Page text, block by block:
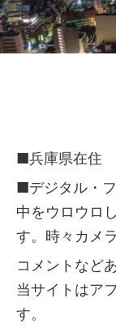
■兵庫県在住
■デジタル・
中をウロウロ
す。時々カメ
コメントなど
当サイトはア
す。